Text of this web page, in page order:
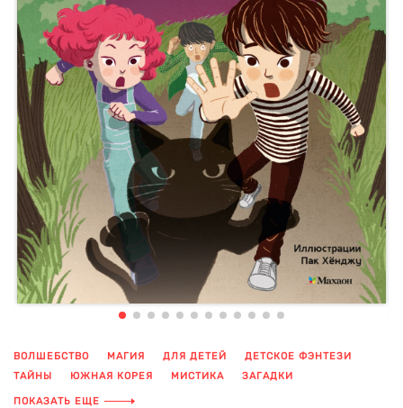
ВОЛШЕБСТВО МАГИЯ ДЛЯ ДЕТЕЙ
ДЕТСКОЕ ФЭНТЕЗИ
ТАЙНЫ
ЮЖНАЯ КОРЕЯ МИСТИКА
ЗАГАДКИ
КНИГА ДЛЯ ДЕТЕЙ
ПОКАЗАТЬ ЕЩЕ